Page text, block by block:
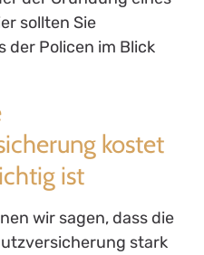
sollten Sie
der Policen im Blick
kostet
ist
wir sagen, dass die
stark